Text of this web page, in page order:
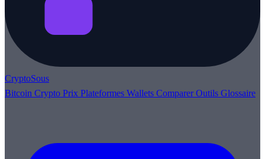
CryptoSous
Bitcoin Crypto Prix Plateformes Wallets ComparerOutils Glossaire